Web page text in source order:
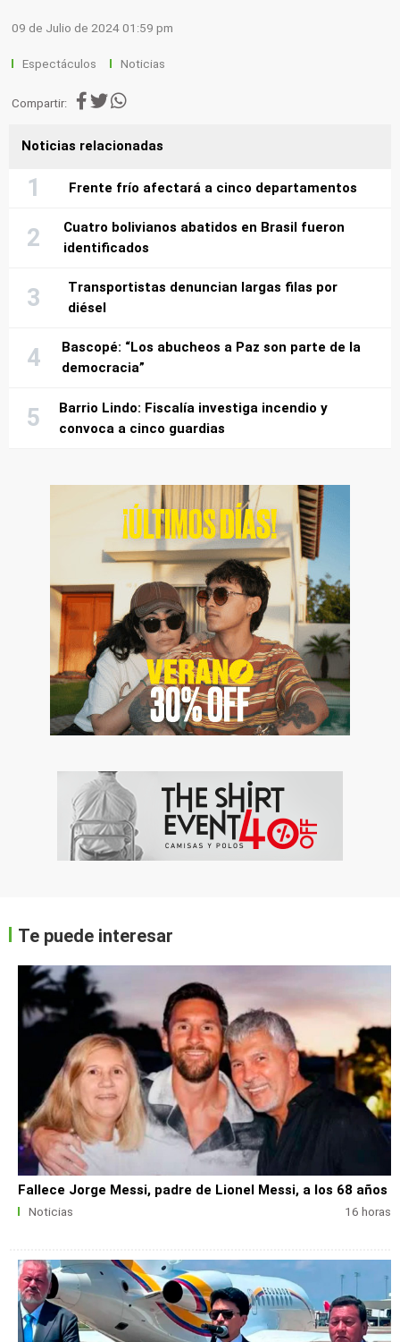
09 de Julio de 2024 01:59 pm
Espectáculos Noticias
Compartir:
Noticias relacionadas
Frente frío afectará a cinco departamentos
Cuatro bolivianos abatidos en Brasil fueron
identificados
Transportistas denuncian largas filas por
diésel
Bascopé: “Los abucheos a Paz son parte de la
democracia”
Barrio Lindo: Fiscalía investiga incendio y
convoca a cinco guardias
Te puede interesar
Fallece Jorge Messi, padre de Lionel Messi, a los 68 años
Noticias 16 horas